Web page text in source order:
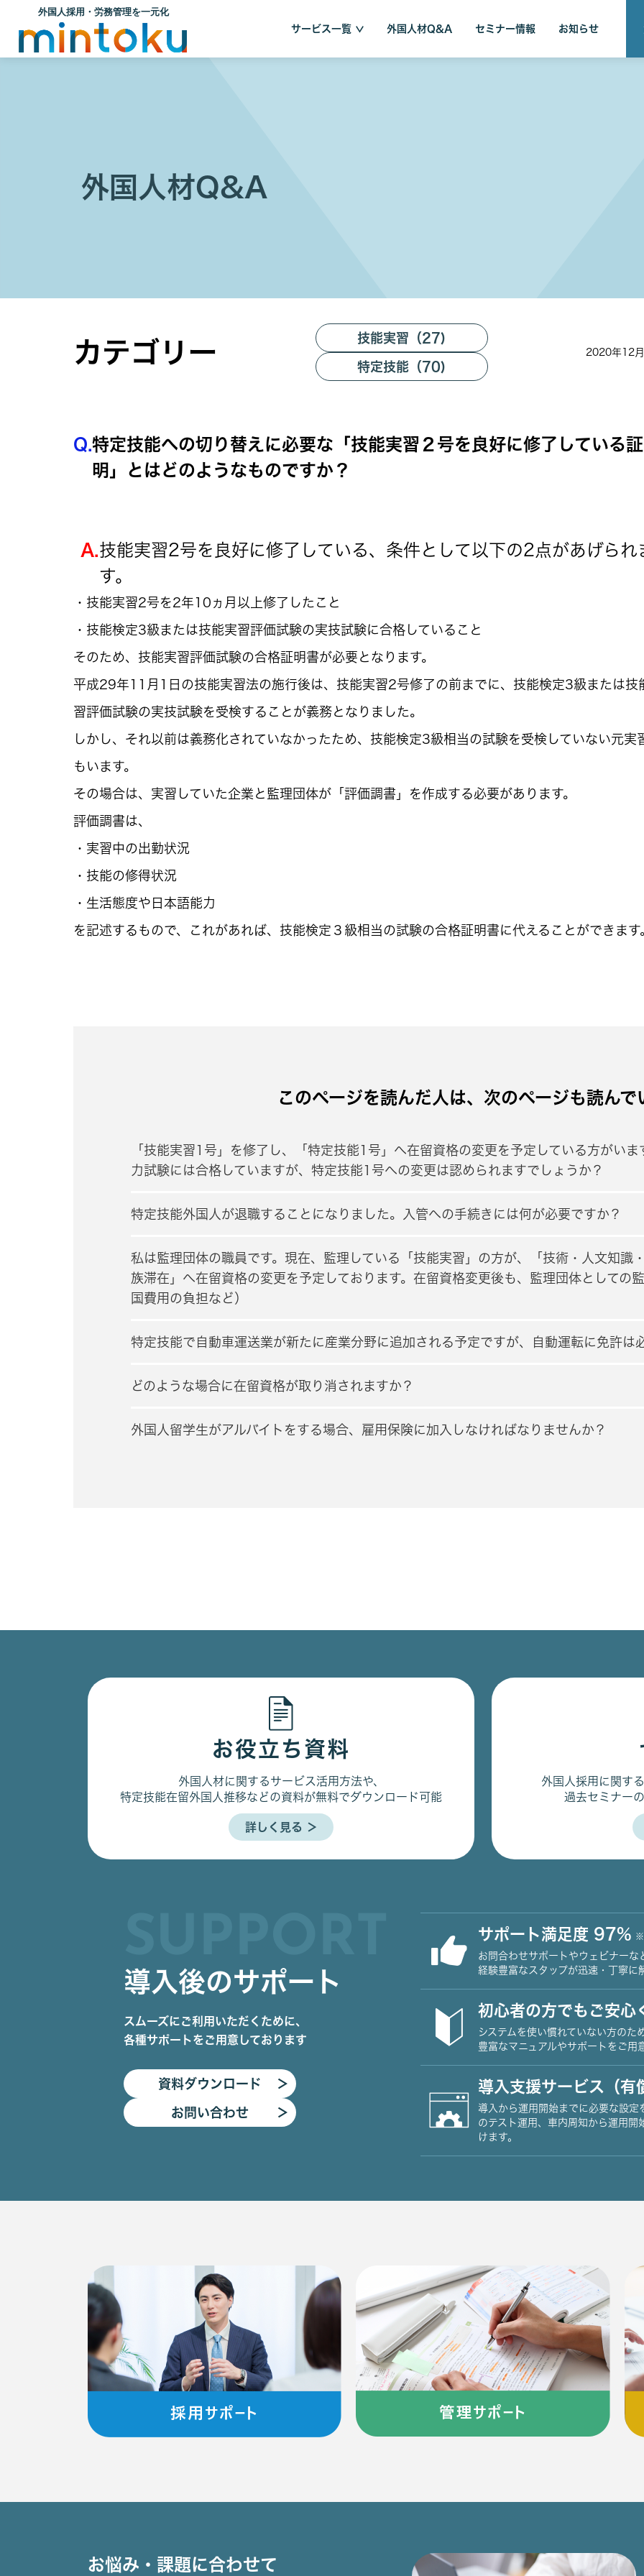
サービス一覧 外国人材Q&A セミナー情報 お知らせ
外国人材Q&A
カテゴリー 技能実習（27)
特定技能（70)
2020年12
Q.特定技能への切り替えに必要な「技能実習２号を良好に修了している証
明」とはどのようなものですか？
A.技能実習2号を良好に修了している、条件として以下の2点があげられ
す。
・技能実習2号を2年10ヵ月以上修了したこと
・技能検定3級または技能実習評価試験の実技試験に合格していること
そのため、技能実習評価試験の合格証明書が必要となります。
平成29年11月1日の技能実習法の施行後は、技能実習2号修了の前までに、技能検定3級または技
習評価試験の実技試験を受検することが義務となりました。
しかし、それ以前は義務化されていなかったため、技能検定3級相当の試験を受検していない元実
もいます。
その場合は、実習していた企業と監理団体が「評価調書」を作成する必要があります。
評価調書は、
・実習中の出勤状況
・技能の修得状況
・生活態度や日本語能力
を記述するもので、これがあれば、技能検定３級相当の試験の合格証明書に代えることができます
このページを読んだ人は、次のページも読んで
「技能実習1号」を修了し、「特定技能1号」へ在留資格の変更を予定している方がい
力試験には合格していますが、特定技能1号への変更は認められますでしょうか？
特定技能外国人が退職することになりました。入管への手続きには何が必要ですか？
私は監理団体の職員です。現在、監理している「技能実習」の方が、「技術・人文知識
族滞在」へ在留資格の変更を予定しております。在留資格変更後も、監理団体としての
国費用の負担など）
特定技能で自動車運送業が新たに産業分野に追加される予定ですが、自動運転に免許は
どのような場合に在留資格が取り消されますか？
外国人留学生がアルバイトをする場合、雇用保険に加入しなければなりませんか？
お役立ち資料
外国人材に関するサービス活用方法や、
特定技能在留外国人推移などの資料が無料でダウンロード可能
詳しく見る ＞
外国人採用に関す
過去セミナー
導入後のサポート
スムーズにご利用いただくために、
各種サポートをご用意しております
資料ダウンロード ＞
お問い合わせ ＞
サポート満足度 97%
お問合わせサポートやウェビナーな
経験豊富なスタップが迅速・丁寧に
初心者の方でもご安心
システムを使い慣れていない方のた
豊富なマニュアルやサポートをご用
導入支援サービス（有
導入から運用開始までに必要な設
のテスト運用、車内周知から運用開
けます。
お悩み・課題に合わせて